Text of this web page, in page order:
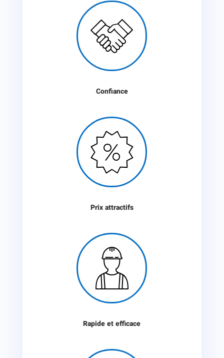

Confiance

Prix attractifs

Rapide et efficace